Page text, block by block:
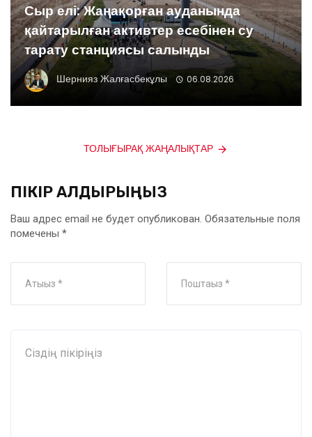
Сыр елі: Жаңақорған ауданында
қайтарылған активтер есебінен су
тарату станциясы салынды
Шернияз Жалғасбекұлы 06.08.2026
ТОЛЫҒЫРАҚ ЖАҢАЛЫҚТАР
ПІКІР ҚАЛДЫРЫҢЫЗ
Ваш адрес email не будет опубликован. Обязательные поля
помечены *